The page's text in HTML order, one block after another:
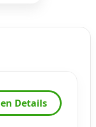
Details